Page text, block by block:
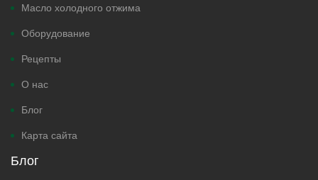
Масло холодного отжима
Оборудование
Рецепты
О нас
Блог
Карта сайта
Блог